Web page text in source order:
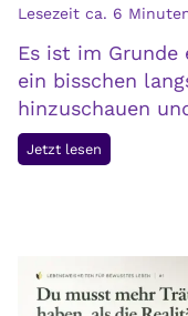
b
t
Lesezeit ca. 6
Es ist im Grunde
ein bisschen
hinzuschauen
Jetzt lesen
m